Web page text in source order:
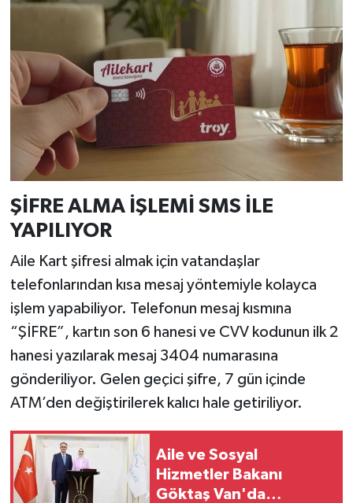
ŞİFRE ALMA İŞLEMİ SMS İLE
YAPILIYOR
Aile Kart şifresi almak için vatandaşlar
telefonlarından kısa mesaj yöntemiyle kolayca
işlem yapabiliyor. Telefonun mesaj kısmına
“ŞİFRE”, kartın son 6 hanesi ve CVV kodunun ilk 2
hanesi yazılarak mesaj 3404 numarasına
gönderiliyor. Gelen geçici şifre, 7 gün içinde
ATM’den değiştirilerek kalıcı hale getiriliyor.
Aile ve Sosyal
Hizmetler Bakanı
Göktaş Van'da